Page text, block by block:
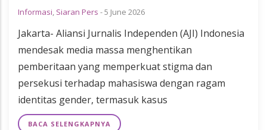
Informasi, Siaran Pers -5 June 2026
Jakarta- Aliansi Jurnalis Independen (AJI) Indonesia
mendesak media massa menghentikan
pemberitaan yang memperkuat stigma dan
persekusi terhadap mahasiswa dengan ragam
identitas gender, termasuk kasus
BACA SELENGKAPNYA